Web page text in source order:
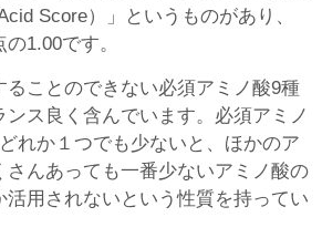
Score）」というものがあり、
1.00です。
ることのできない必須アミノ酸9種
ス良く含んでいます。必須アミノ
れか１つでも少ないと、ほかのア
さんあっても一番少ないアミノ酸の
活用されないという性質を持ってい